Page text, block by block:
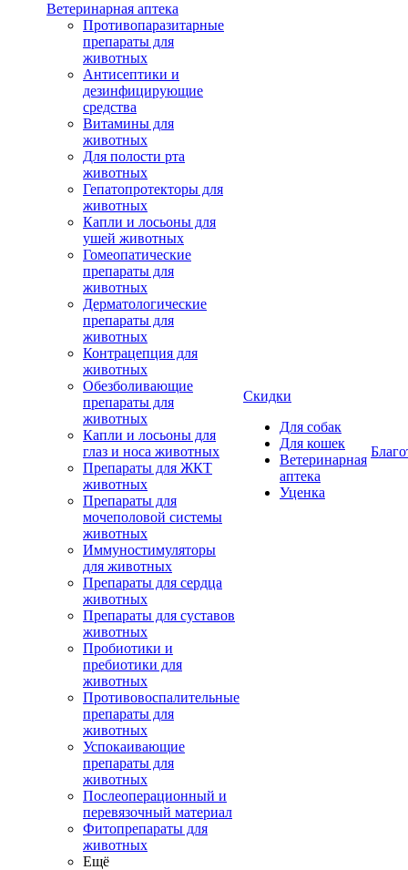
Ветеринарная аптека
Противопаразитарные
препараты для
животных
Антисептики и
дезинфицирующие
средства
Витамины для
животных
Для полости рта
животных
Гепатопротекторы для
животных
Капли и лосьоны для
ушей животных
Гомеопатические
препараты для
животных
Дерматологические
препараты для
животных
Контрацепция для
животных
Обезболивающие
препараты для
животных
Капли и лосьоны для
глаз и носа животных
Препараты для ЖКТ
животных
Препараты для
мочеполовой системы
животных
Иммуностимуляторы
для животных
Препараты для сердца
животных
Препараты для суставов
животных
Пробиотики и
пребиотики для
животных
Противовоспалительные
препараты для
животных
Успокаивающие
препараты для
животных
Послеоперационный и
перевязочный материал
Фитопрепараты для
животных
Ещё
Скидки
Для собак
Для кошек
Ветеринарная
аптека
Уценка